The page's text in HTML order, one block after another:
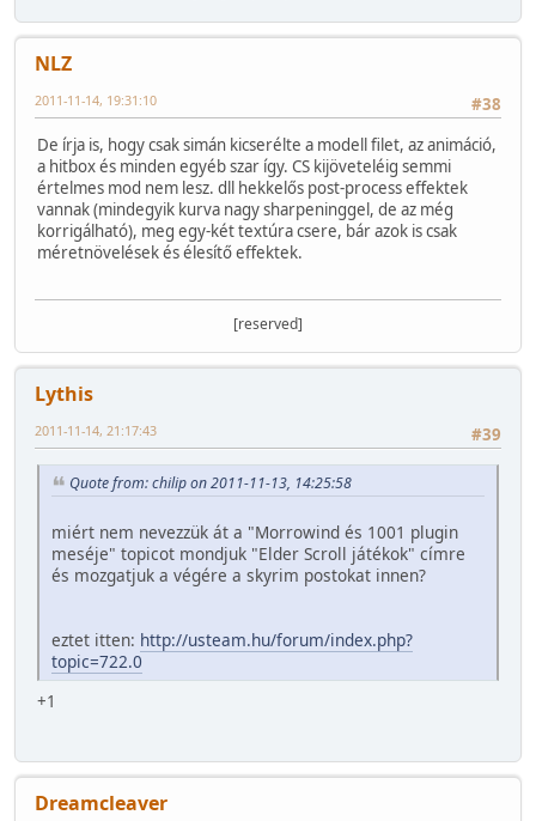
NLZ
#38
2011-11-14, 19:31:10
De írja is, hogy csak simán kicserélte a modell filet, az animáció,
a hitbox és minden egyéb szar így. CS kijöveteléig semmi
értelmes mod nem lesz. dll hekkelős post-process effektek
vannak (mindegyik kurva nagy sharpeninggel, de az még
korrigálható), meg egy-két textúra csere, bár azok is csak
méretnövelések és élesítő effektek.
[reserved]
Lythis
#39
2011-11-14, 21:17:43
Quote from: chilip on 2011-11-13, 14:25:58
miért nem nevezzük át a "Morrowind és 1001 plugin
meséje" topicot mondjuk "Elder Scroll játékok" címre
és mozgatjuk a végére a skyrim postokat innen?
eztet itten: http://usteam.hu/forum/index.php?
topic=722.0
+1
Dreamcleaver